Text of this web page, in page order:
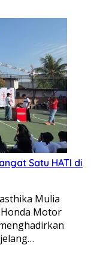
Satu HATI di
Mulia
Honda Motor